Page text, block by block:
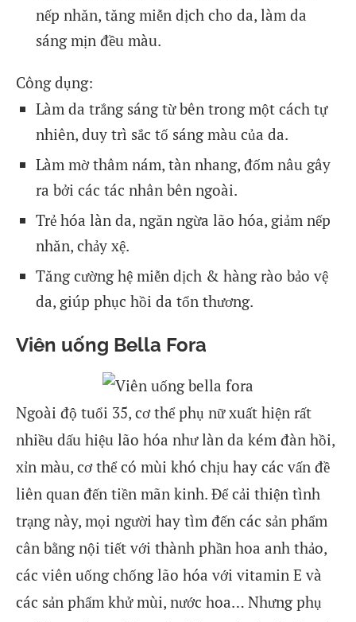
nếp nhăn, tăng miễn dịch cho da, làm da
sáng mịn đều màu.
Công dụng:
Làm da trắng sáng từ bên trong một cách tự
nhiên, duy trì sắc tố sáng màu của da.
Làm mờ thâm nám, tàn nhang, đốm nâu gây
ra bởi các tác nhân bên ngoài.
Trẻ hóa làn da, ngăn ngừa lão hóa, giảm nếp
nhăn, chảy xệ.
Tăng cường hệ miễn dịch & hàng rào bảo vệ
da, giúp phục hồi da tổn thương.
Viên uống Bella Fora
Ngoài độ tuổi 35, cơ thể phụ nữ xuất hiện rất
nhiều dấu hiệu lão hóa như làn da kém đàn hồi,
xỉn màu, cơ thể có mùi khó chịu hay các vấn đề
liên quan đến tiền mãn kinh. Để cải thiện tình
trạng này, mọi người hay tìm đến các sản phẩm
cân bằng nội tiết với thành phần hoa anh thảo,
các viên uống chống lão hóa với vitamin E và
các sản phẩm khử mùi, nước hoa… Nhưng phụ